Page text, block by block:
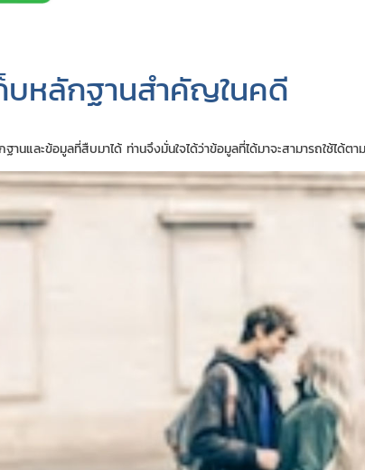
บหลักฐานสำคัญในคดี
และข้อมูลที่สืบมาได้ ท่านจึงมั่นใจได้ว่าข้อมูลที่ได้มาจะสามารถใช้ได้ตา